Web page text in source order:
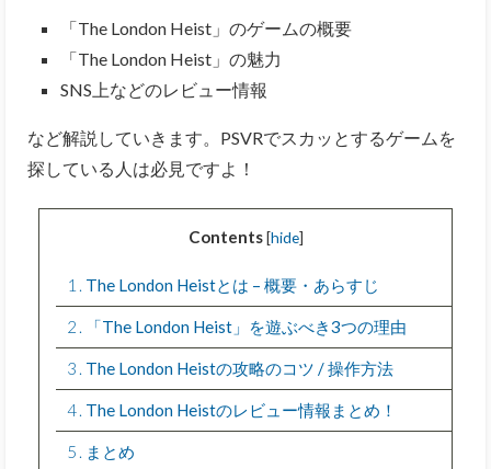
「The London Heist」のゲームの概要
「The London Heist」の魅力
SNS上などのレビュー情報
など解説していきます。PSVRでスカッとするゲームを
探している人は必見ですよ！
Contents [hide]
1 The London Heistとは – 概要・あらすじ
2 「The London Heist」を遊ぶべき3つの理由
3 The London Heistの攻略のコツ / 操作方法
4 The London Heistのレビュー情報まとめ！
5 まとめ